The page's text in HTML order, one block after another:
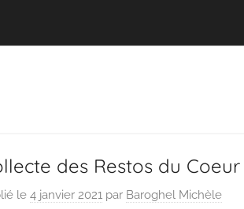
des Restos du Coeur
le 4 janvier 2021par Baroghel Michèle